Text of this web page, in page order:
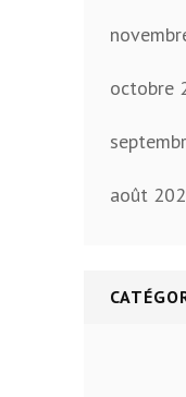
octobre
août